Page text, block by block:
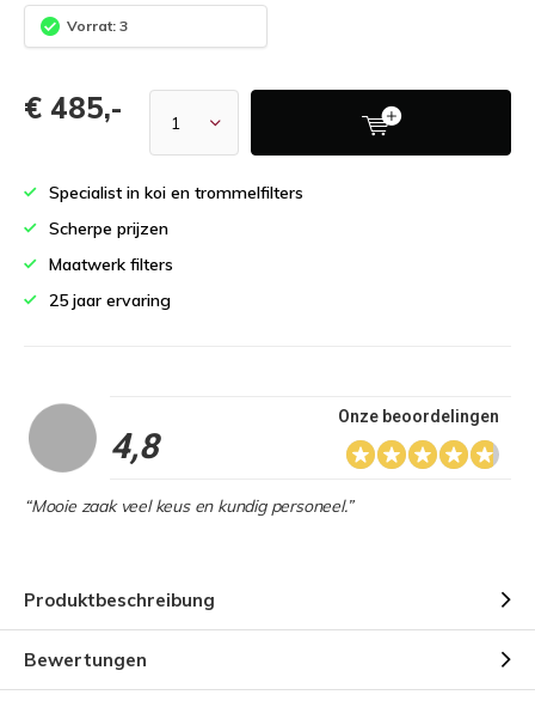
Vorrat: 3
€ 485,-
Specialist in koi en trommelfilters
Scherpe prijzen
Maatwerk filters
25 jaar ervaring
4,8
Onze beoordelingen
“Mooie zaak veel keus en kundig personeel.”
Produktbeschreibung
Bewertungen